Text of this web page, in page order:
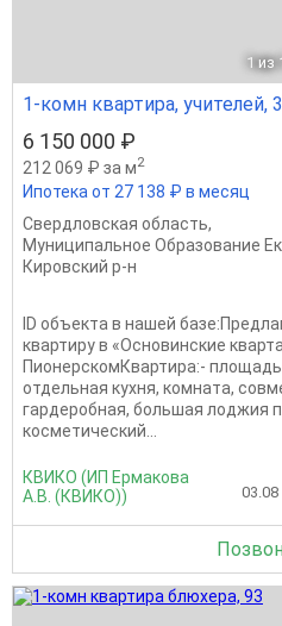
1 из
1-комн квартира, учителей,
6 150 000 ₽
212 069 ₽ за м2
Ипотека от 27 138 ₽ в месяц
Свердловская область,
Муниципальное Образование
Кировский р-н
ID объекта в нашей
квартиру в «Основинские
ПионерскомКвартира:-
отдельная кухня, комната,
гардеробная, большая лоджия
косметический...
КВИКО (ИП Ермакова
А.В. (КВИКО))
03.08